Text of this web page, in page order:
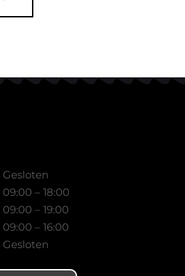
Gesloten
09:00 – 18:00
09:00 – 19:00
09:00 – 16:00
Gesloten